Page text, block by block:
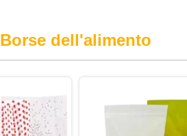
Borse dell'alimento